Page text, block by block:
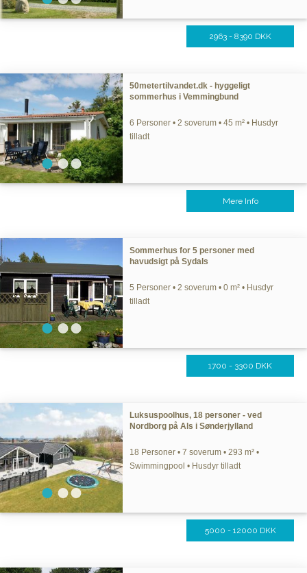
2963 - 8390 DKK
50metertilvandet.dk - hyggeligt
sommerhus i Vemmingbund
6 Personer • 2 soverum • 45 m² • Husdyr
tilladt
Mere Info
Sommerhus for 5 personer med
havudsigt på Sydals
5 Personer • 2 soverum • 0 m² • Husdyr
tilladt
1700 - 3300 DKK
Luksuspoolhus, 18 personer - ved
Nordborg på Als i Sønderjylland
18 Personer • 7 soverum • 293 m² •
Swimmingpool • Husdyr tilladt
5000 - 12000 DKK